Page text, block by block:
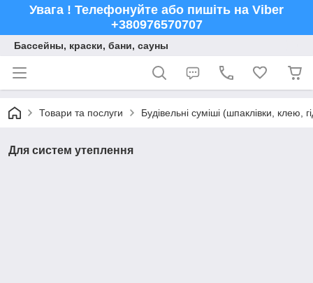
Увага ! Телефонуйте або пишіть на Viber
+380976570707
Бассейны, краски, бани, сауны
Товари та послуги Будівельні суміші (шпаклівки, клею,
Для систем утеплення